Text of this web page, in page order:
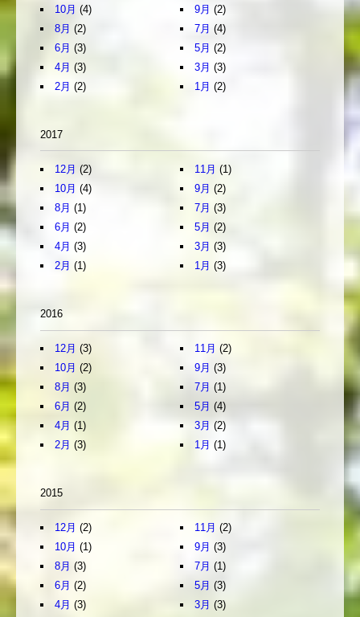
10月 (4) 9月 (2)
8月 (2) 7月 (4)
6月 (3) 5月 (2)
4月 (3) 3月 (3)
2月 (2) 1月 (2)
2017
12月 (2) 11月 (1)
10月 (4) 9月 (2)
8月 (1) 7月 (3)
6月 (2) 5月 (2)
4月 (3) 3月 (3)
2月 (1) 1月 (3)
2016
12月 (3) 11月 (2)
10月 (2) 9月 (3)
8月 (3) 7月 (1)
6月 (2) 5月 (4)
4月 (1) 3月 (2)
2月 (3) 1月 (1)
2015
12月 (2) 11月 (2)
10月 (1) 9月 (3)
8月 (3) 7月 (1)
6月 (2) 5月 (3)
4月 (3) 3月 (3)